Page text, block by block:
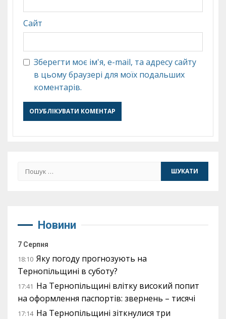
Сайт
Зберегти моє ім'я, e-mail, та адресу сайту
в цьому браузері для моїх подальших
коментарів.
Пошук:
Новини
7 Серпня
18:10 Яку погоду прогнозують на
Тернопільщині в суботу?
17:41 На Тернопільщині влітку високий попит
на оформлення паспортів: звернень – тисячі
17:14 На Тернопільщині зіткнулися три